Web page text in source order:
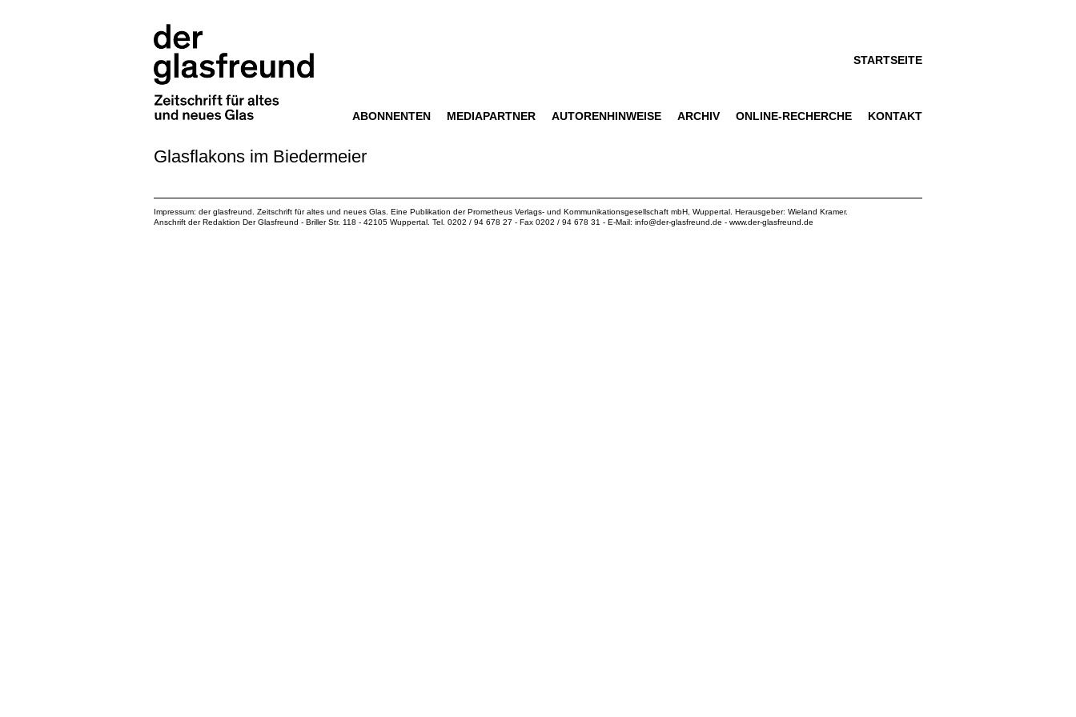
STARTSEITE
ABONNENTEN MEDIAPARTNER AUTORENHINWEISE ARCHIV ONLINE-RECHERCHE KONTAKT
Glasflakons im Biedermeier
Impressum: der glasfreund. Zeitschrift für altes und neues Glas. Eine Publikation derPrometheus Verlags- und Kommunikationsgesellschaft mbH , Wuppertal. Herausgeber: Wieland Kramer.
Anschrift der Redaktion Der Glasfreund - Briller Str. 118 - 42105 Wuppertal. Tel. 0202 / 94 678 27 - Fax 0202 / 94 678 31 - E-Mail: info@der-glasfreund.de - www.der-glasfreund.de